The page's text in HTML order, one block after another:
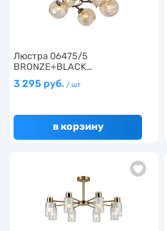
Люстра 06475/5
BRONZE+BLACK…
3 295 руб. / шт
в корзину